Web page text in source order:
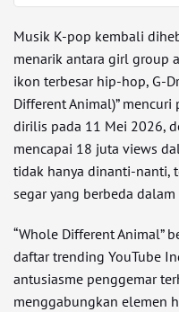
Musik K-pop kembali
menarik antara girl group
ikon terbesar hip-hop, G-
Different Animal)”
dirilis pada 11 Mei 2026,
mencapai 18 juta views
tidak hanya dinanti-nanti,
segar yang berbeda
“Whole Different Animal”
daftar trending YouTube
antusiasme penggemar
menggabungkan elemen